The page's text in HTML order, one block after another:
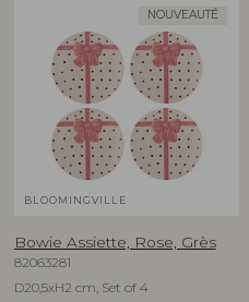
NOUVEAUTÉ
BLOOMINGVILLE
Bowie Assiette, Rose, Grès
82063281
D20,5xH2 cm, Set of 4